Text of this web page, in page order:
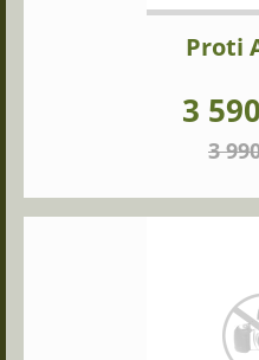
Proti
3
3